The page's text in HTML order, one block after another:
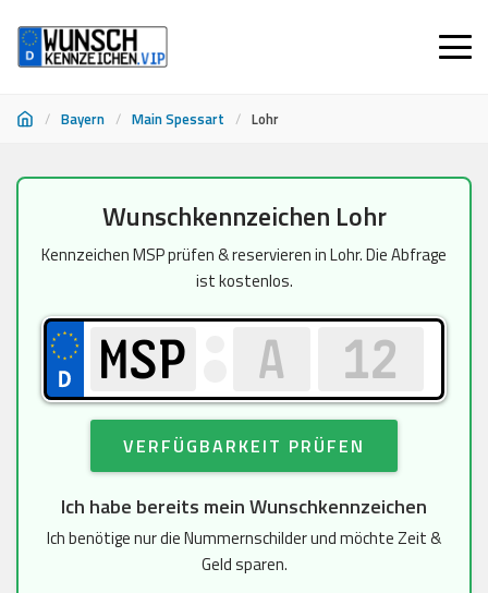
/ Bayern / Main Spessart / Lohr
springen
Wunschkennzeichen Lohr
Kennzeichen MSP prüfen & reservieren in Lohr. Die Abfrage
ist kostenlos.
VERFÜGBARKEIT PRÜFEN
Ich habe bereits mein Wunschkennzeichen
Ich benötige nur die Nummernschilder und möchte Zeit &
Geld sparen.